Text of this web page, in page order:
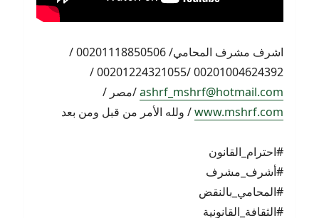
اشرف مشرف المحامي/ 00201118850506 /
00201004624392 /00201224321055 /
ashrf_mshrf@hotmail.com/مصر /
www.mshrf.com/ ولله الأمر من قبل ومن بعد
#احترام_القانون
#أشرف_مشرف
#المحامي_بالنقض
#الثقافة_القانونية